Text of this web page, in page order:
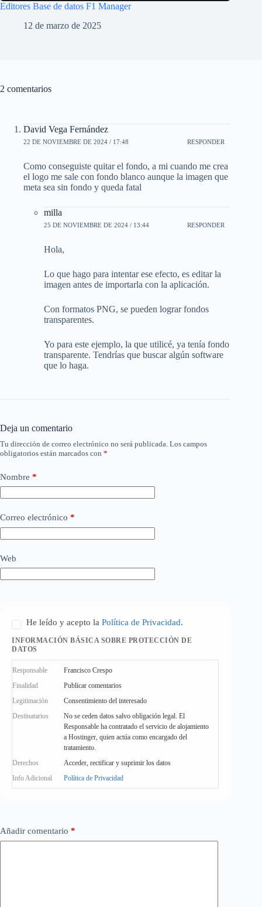
Editores Base de datos F1 Manager
12 de marzo de 2025
2 comentarios
David Vega Fernández
22 DE NOVIEMBRE DE 2024 / 17:48 RESPONDER
Como conseguiste quitar el fondo, a mi cuando me crea
el logo me sale con fondo blanco aunque la imagen que
meta sea sin fondo y queda fatal
milla
25 DE NOVIEMBRE DE 2024 / 13:44 RESPONDER
Hola,
Lo que hago para intentar ese efecto, es editar la
imagen antes de importarla con la aplicación.
Con formatos PNG, se pueden lograr fondos
transparentes.
Yo para este ejemplo, la que utilicé, ya tenía fondo
transparente. Tendrías que buscar algún software
que lo haga.
Deja un comentario
Tu dirección de correo electrónico no será publicada. Los campos
obligatorios están marcados con *
Nombre *
Correo electrónico *
Web
He leído y acepto laPolítica de Privacidad.
INFORMACIÓN BÁSICA SOBRE PROTECCIÓN DE
DATOS
Responsable
Francisco Crespo
Finalidad
Publicar comentarios
Legitimación
Consentimiento del interesado
Destinatarios
No se ceden datos salvo obligación legal. El
Responsable ha contratado el servicio de alojamiento
a Hostinger, quien actúa como encargado del
tratamiento.
Derechos
Acceder, rectificar y suprimir los datos
Info Adicional
Política de Privacidad
Añadir comentario *